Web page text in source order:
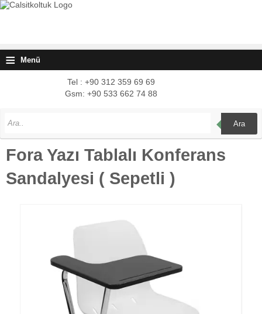
≡ Menü
Tel : +90 312 359 69 69
Gsm: +90 533 662 74 88
Ara
Fora Yazı Tablalı Konferans
Sandalyesi ( Sepetli )